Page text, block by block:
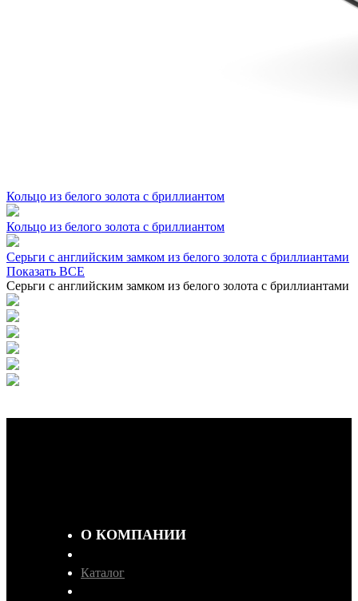
Кольцо из белого золота с бриллиантом
Кольцо из белого золота с бриллиантом
Серьги с английским замком из белого золота с бриллиантами
Показать ВСЕ
Серьги с английским замком из белого золота с бриллиантами
О КОМПАНИИ
Каталог